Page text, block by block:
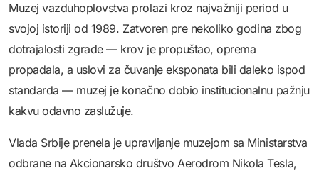
Muzej vazduhoplovstva prolazi kroz najvažniji period u
svojoj istoriji od 1989. Zatvoren pre nekoliko godina zbog
dotrajalosti zgrade — krov je propuštao, oprema
propadala, a uslovi za čuvanje eksponata bili daleko ispod
standarda — muzej je konačno dobio institucionalnu pažnju
kakvu odavno zaslužuje.
Vlada Srbije prenela je upravljanje muzejom sa Ministarstva
odbrane na Akcionarsko društvo Aerodrom Nikola Tesla,